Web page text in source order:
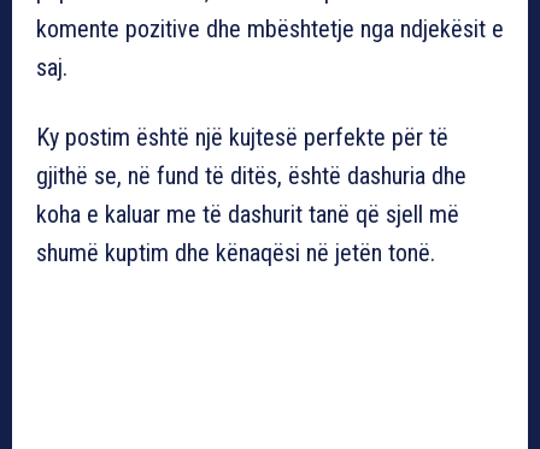
komente pozitive dhe mbështetje nga ndjekësit e
saj.
Ky postim është një kujtesë perfekte për të
gjithë se, në fund të ditës, është dashuria dhe
koha e kaluar me të dashurit tanë që sjell më
shumë kuptim dhe kënaqësi në jetën tonë.